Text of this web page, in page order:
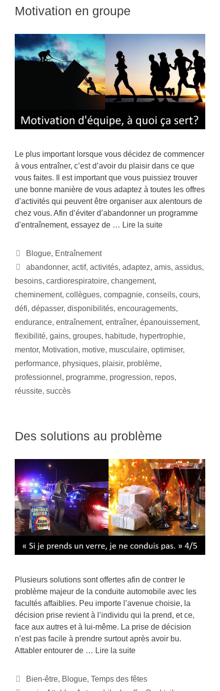
Motivation en groupe
Le plus important lorsque vous décidez de commencer
à vous entraîner, c’est d’avoir du plaisir dans ce que
vous faites. Il est important que vous puissiez trouver
une bonne manière de vous adaptez à toutes les offres
d’activités qui peuvent être organiser aux alentours de
chez vous. Afin d’éviter d’abandonner un programme
d’entraînement, essayez de … Lire la suite
Blogue, Entraînement
abandonner, actif, activités, adaptez, amis, assidus,
besoins, cardiorespiratoire, changement,
cheminement, collègues, compagnie, conseils, cours,
défi, dépasser, disponibilités, encouragements,
endurance, entraînement, entraîner, épanouissement,
flexibilité, gains, groupes, habitude, hypertrophie,
mentor, Motivation, motive, musculaire, optimiser,
performance, physiques, plaisir, problème,
professionnel , programme, progression, repos,
réussite, succès
Des solutions au problème
Plusieurs solutions sont offertes afin de contrer le
problème majeur de la conduite automobile avec les
facultés affaiblies. Peu importe l’avenue choisie, la
décision prise revient à l’individu qui la prend, et ce,
face aux autres et à lui-même. La prise de décision
n’est pas facile à prendre surtout après avoir bu.
Attabler entourer de … Lire la suite
Bien-être, Blogue, Temps des fêtes